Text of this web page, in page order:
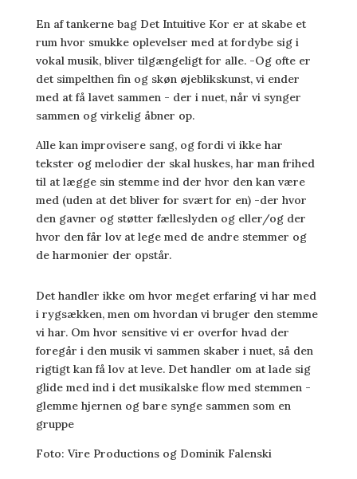
En af tankerne bag Det Intuitive Kor er at skabe et
rum hvor smukke oplevelser med at fordybe sig i
vokal musik, bliver tilgængeligt for alle. -Og ofte er
det simpelthen fin og skøn øjeblikskunst, vi ender
med at få lavet sammen - der i nuet, når vi synger
sammen og virkelig åbner op.
Alle kan improvisere sang, og fordi vi ikke har
tekster og melodier der skal huskes, har man frihed
til at lægge sin stemme ind der hvor den kan være
med (uden at det bliver for svært for en) -der hvor
den gavner og støtter fælleslyden og eller/og der
hvor den får lov at lege med de andre stemmer og
de harmonier der opstår.
Det handler ikke om hvor meget erfaring vi har med
i rygsækken, men om hvordan vi bruger den stemme
vi har. Om hvor sensitive vi er overfor hvad der
foregår i den musik vi sammen skaber i nuet, så den
rigtigt kan få lov at leve. Det handler om at lade sig
glide med ind i det musikalske flow med stemmen -
glemme hjernen og bare synge sammen som en
gruppe
Foto: Vire Productions og Dominik Falenski